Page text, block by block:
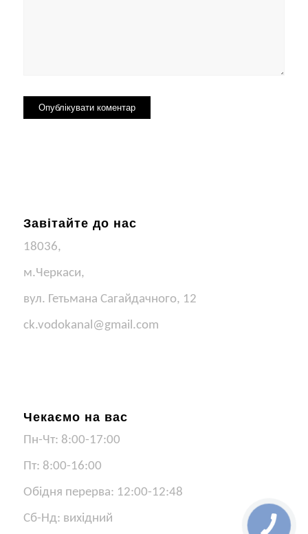
Завітайте до нас
18036,
м.Черкаси,
вул. Гетьмана Сагайдачного, 12
ck.vodokanal@gmail.com
Чекаємо на вас
Пн-Чт: 8:00-17:00
Пт: 8:00-16:00
Обідня перерва: 12:00-12:48
Сб-Нд: вихідний